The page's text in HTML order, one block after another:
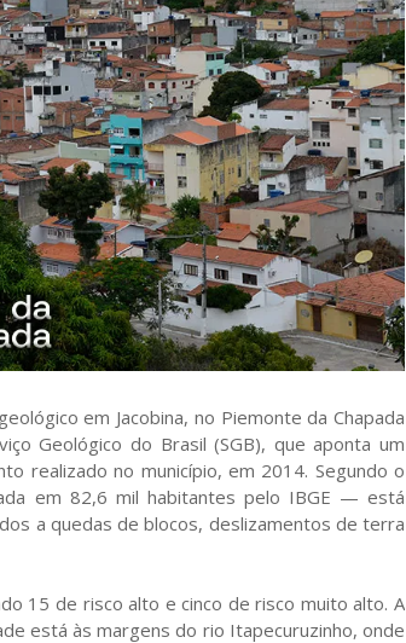
em Jacobina, no Piemonte da Chapada
Geológico do Brasil (SGB), que aponta um
realizado no município, em 2014. Segundo o
em 82,6 mil habitantes pelo IBGE — está
a quedas de blocos, deslizamentos de terra
15 de risco alto e cinco de risco muito alto. A
está às margens do rio Itapecuruzinho, onde